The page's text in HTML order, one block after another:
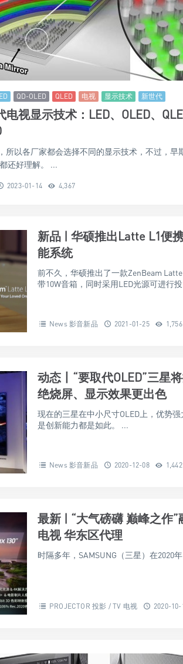
QD-OLED QLED 电视 显示技术 新世代
视显示技术：LED、OLED、
所以各厂家都会选择不同的显示技术，不过，早
还好理解。 ...
2023-01-14 4,367
新品 | 华硕推出Latte L1便
能系统
前不久，华硕推出了一款ZenBeam
带10W音箱，同时采用LED光源可进行
News 影音新品 2021-01-25 1,756
动态丨“要取代OLED”三星
绝烧屏、显示效果更出色
现在的三星在中小尺寸OLED上，优势
是创新能力都是如此。 ...
News 影音新品 2020-12-08 1,442
最新 | “大气磅礴 巅峰之作
电视 华东区代理
时隔多年，SAMSUNG（三星）在2020
PROJECTOR 投影 / TV 电视 2020-10-